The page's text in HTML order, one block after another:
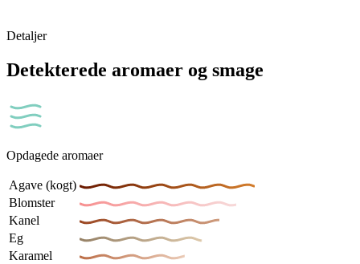
Detaljer
Detekterede aromaer og smage
Opdagede aromaer
Agave (kogt)
Blomster
Kanel
Eg
Karamel